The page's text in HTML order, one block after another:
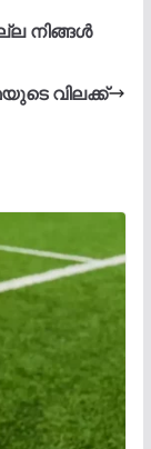
നിങ്ങൾ
വിലക്ക്